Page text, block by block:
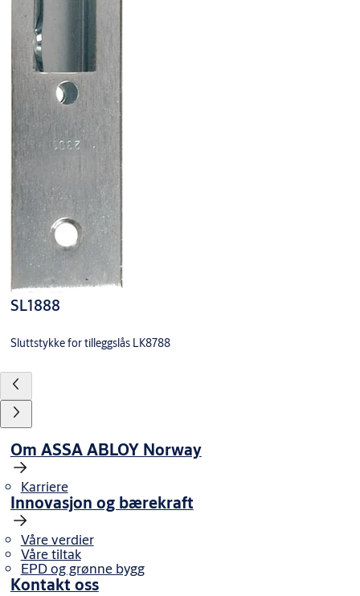
SL1888
Sluttstykke for tilleggslås LK8788
Om ASSA ABLOY Norway
Karriere
Innovasjon og bærekraft
Våre verdier
Våre tiltak
EPD og grønne bygg
Kontakt oss